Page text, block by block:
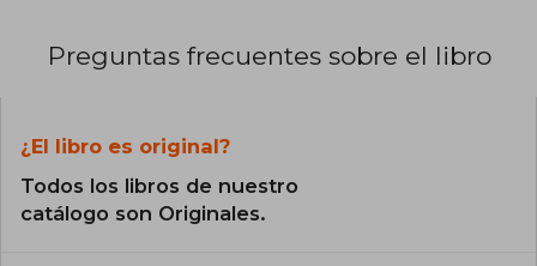
Preguntas frecuentes sobre el libro
¿El libro es original?
Todos los libros de nuestro
catálogo son Originales.